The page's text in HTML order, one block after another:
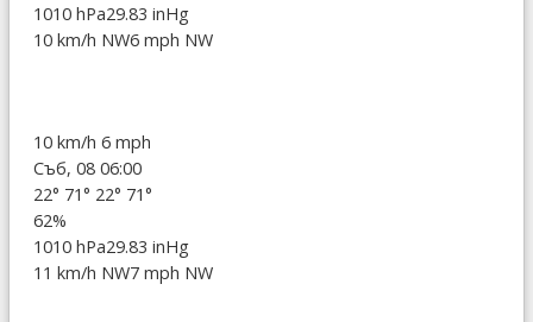
1010 hPa29.83 inHg
10 km/h NW6 mph NW
10 km/h 6 mph
Съб, 08 06:00
22° 71° 22° 71°
62%
1010 hPa29.83 inHg
11 km/h NW7 mph NW